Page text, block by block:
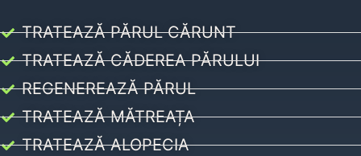
TRATEAZĂ PĂRUL CĂRUNT
TRATEAZĂ CĂDEREA PĂRULUI
REGENEREAZĂ PĂRUL
TRATEAZĂ MĂTREAȚA
TRATEAZĂ ALOPECIA